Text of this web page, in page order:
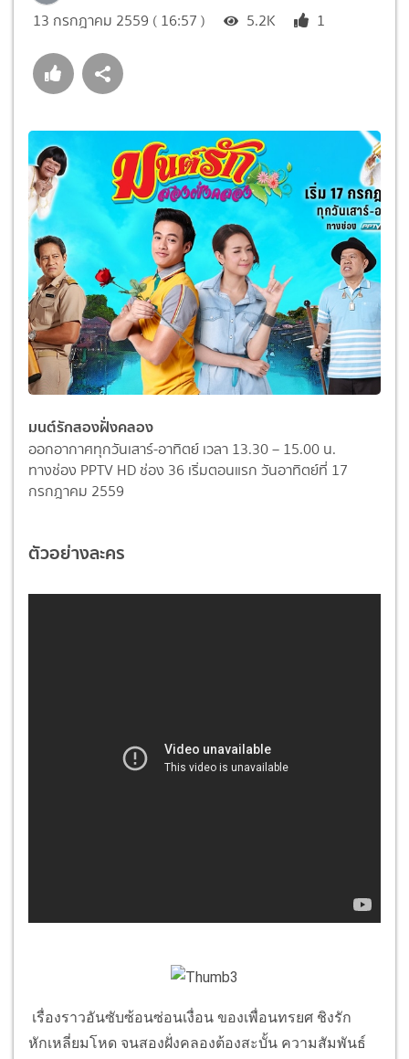
13 กรกฎาคม 2559 ( 16:57 ) 5.2K 1
มนต์รักสองฝั่งคลอง
ออกอากาศทุกวันเสาร์-อาทิตย์ เวลา 13.30 – 15.00 น.
ทางช่อง PPTV HD ช่อง 36 เริ่มตอนแรก วันอาทิตย์ที่ 17
กรกฎาคม 2559
ตัวอย่างละคร
เรื่องราวอันซับซ้อนซ่อนเงื่อน ของเพื่อนทรยศ ชิงรัก
หักเหลี่ยมโหด จนสองฝั่งคลองต้องสะบั้น ความสัมพันธ์